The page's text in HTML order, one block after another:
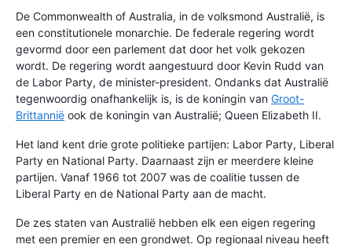
De Commonwealth of Australia, in de volksmond Australië, is
een constitutionele monarchie. De federale regering wordt
gevormd door een parlement dat door het volk gekozen
wordt. De regering wordt aangestuurd door Kevin Rudd van
de Labor Party, de minister-president. Ondanks dat Australië
tegenwoordig onafhankelijk is, is de koningin van Groot-
Brittannië ook de koningin van Australië; Queen Elizabeth II.
Het land kent drie grote politieke partijen: Labor Party, Liberal
Party en National Party. Daarnaast zijn er meerdere kleine
partijen. Vanaf 1966 tot 2007 was de coalitie tussen de
Liberal Party en de National Party aan de macht.
De zes staten van Australië hebben elk een eigen regering
met een premier en een grondwet. Op regionaal niveau heeft